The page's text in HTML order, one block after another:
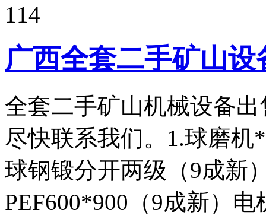
114
广西全套二手矿山设
全套二手矿山机械设备
尽快联系我们。1.球磨机
球钢锻分开两级（9成新
PEF600*900（9成新）